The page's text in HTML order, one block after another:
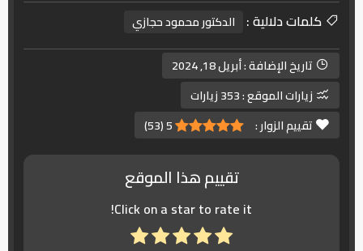
كلمات دلالية :
الدكتور محمود حجازي
تاريخ الإضافة :أبريل 18, 2024
زيارات الموقع :353 زيارات
تقييم الزوار :
5
(
53
)
تقييم هذا الموقع
Click on a star to rate it!